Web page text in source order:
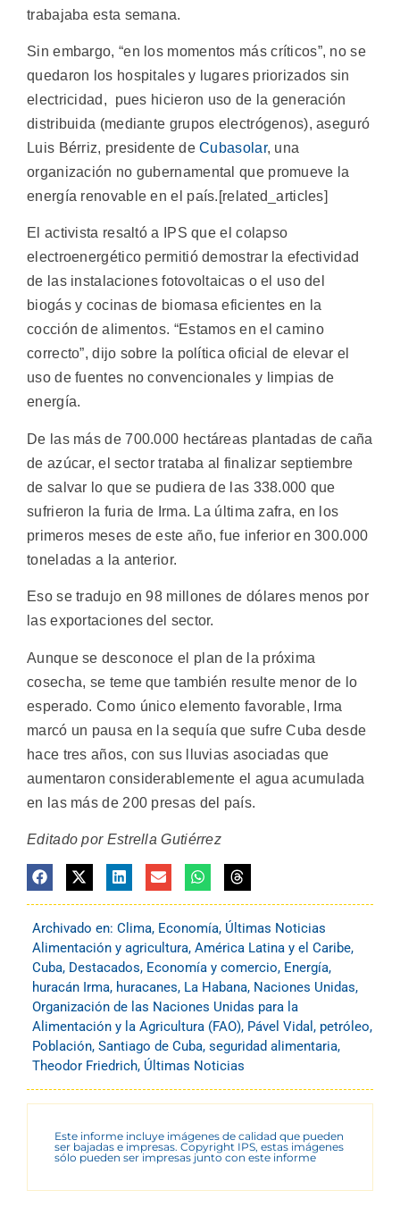
trabajaba esta semana.
Sin embargo, “en los momentos más críticos”, no se
quedaron los hospitales y lugares priorizados sin
electricidad, pues hicieron uso de la generación
distribuida (mediante grupos electrógenos), aseguró
Luis Bérriz, presidente deCubasolar, una
organización no gubernamental que promueve la
energía renovable en el país.[related_articles]
El activista resaltó a IPS que el colapso
electroenergético permitió demostrar la efectividad
de las instalaciones fotovoltaicas o el uso del
biogás y cocinas de biomasa eficientes en la
cocción de alimentos. “Estamos en el camino
correcto”, dijo sobre la política oficial de elevar el
uso de fuentes no convencionales y limpias de
energía.
De las más de 700.000 hectáreas plantadas de caña
de azúcar, el sector trataba al finalizar septiembre
de salvar lo que se pudiera de las 338.000 que
sufrieron la furia de Irma. La última zafra, en los
primeros meses de este año, fue inferior en 300.000
toneladas a la anterior.
Eso se tradujo en 98 millones de dólares menos por
las exportaciones del sector.
Aunque se desconoce el plan de la próxima
cosecha, se teme que también resulte menor de lo
esperado. Como único elemento favorable, Irma
marcó un pausa en la sequía que sufre Cuba desde
hace tres años, con sus lluvias asociadas que
aumentaron considerablemente el agua acumulada
en las más de 200 presas del país.
Editado por Estrella Gutiérrez
Archivado en: Clima, Economía, Últimas Noticias
Alimentación y agricultura, América Latina y el Caribe,
Cuba, Destacados, Economía y comercio, Energía,
huracán Irma, huracanes, La Habana, Naciones Unidas,
Organización de las Naciones Unidas para la
Alimentación y la Agricultura (FAO), Pável Vidal , petróleo,
Población, Santiago de Cuba, seguridad alimentaria,
Theodor Friedrich, Últimas Noticias
Este informe incluye imágenes de calidad que pueden
ser bajadas e impresas. Copyright IPS, estas imágenes
sólo pueden ser impresas junto con este informe